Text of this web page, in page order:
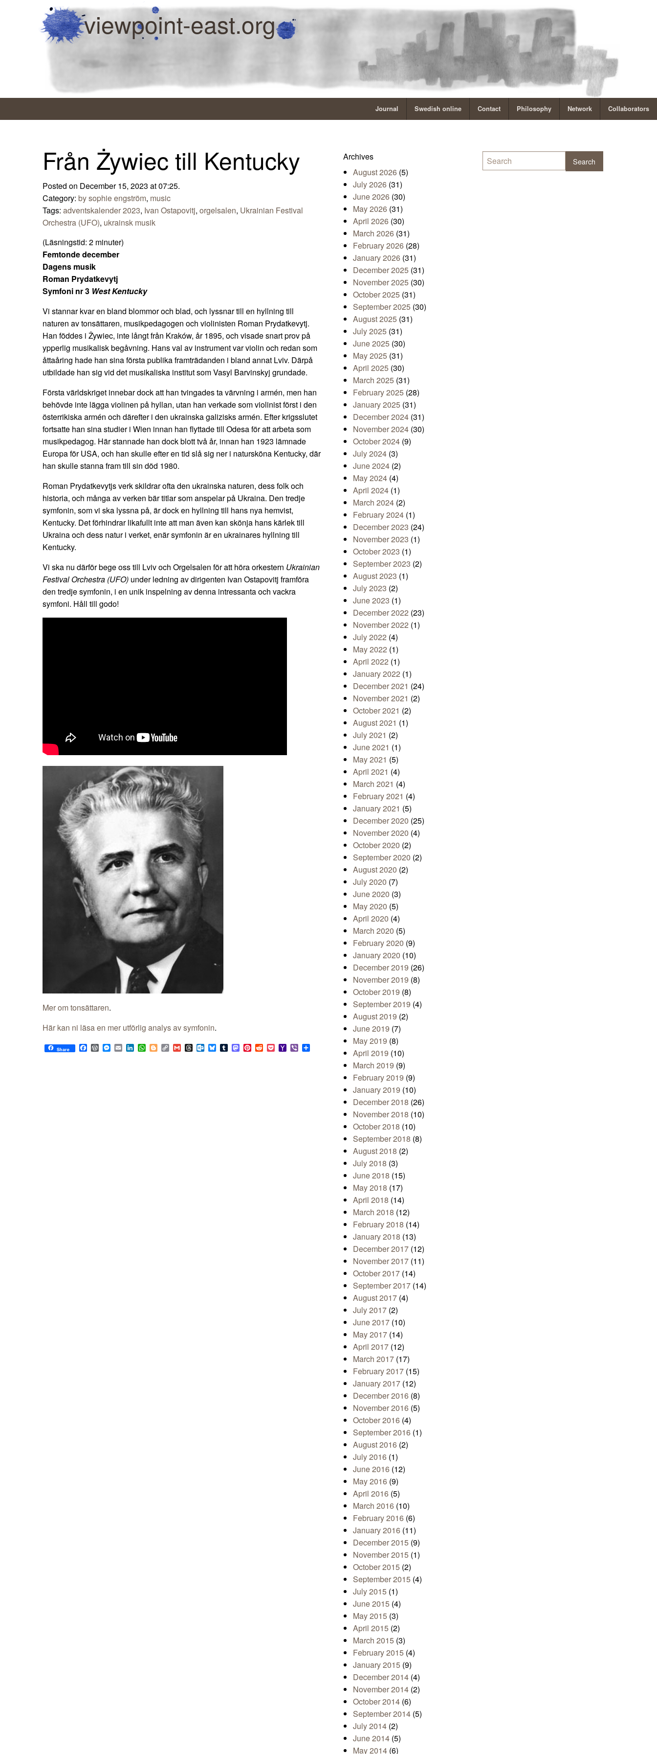
viewpoint-east.org
Journal Swedish online Contact Philosophy Network Collaborators
Från Żywiec till Kentucky
Posted on December 15, 2023 at 07:25.
Category: by sophie engström, music
Tags: adventskalender 2023, Ivan Ostapovitj, orgelsalen, Ukrainian Festival
Orchestra (UFO), ukrainsk musik
(Läsningstid: 2 minuter)
Femtonde december
Dagens musik
Roman Prydatkevytj
Symfoni nr 3 West Kentucky
Vi stannar kvar en bland blommor och blad, och lyssnar till en hyllning till
naturen av tonsättaren, musikpedagogen och violinisten Roman Prydatkevytj.
Han föddes i Żywiec, inte långt från Kraków, år 1895, och visade snart prov på
ypperlig musikalisk begåvning. Hans val av instrument var violin och redan som
åttaåring hade han sina första publika framträdanden i bland annat Lviv. Därpå
utbildade han sig vid det musikaliska institut som Vasyl Barvinskyj grundade.
Första världskriget innebar dock att han tvingades ta värvning i armén, men han
behövde inte lägga violinen på hyllan, utan han verkade som violinist först i den
österrikiska armén och därefter i den ukrainska galizisks armén. Efter krigsslutet
fortsatte han sina studier i Wien innan han flyttade till Odesa för att arbeta som
musikpedagog. Här stannade han dock blott två år, innan han 1923 lämnade
Europa för USA, och han skulle efter en tid slå sig ner i natursköna Kentucky, där
han skulle stanna fram till sin död 1980.
Roman Prydatkevytjs verk skildrar ofta den ukrainska naturen, dess folk och
historia, och många av verken bär titlar som anspelar på Ukraina. Den tredje
symfonin, som vi ska lyssna på, är dock en hyllning till hans nya hemvist,
Kentucky. Det förhindrar likafullt inte att man även kan skönja hans kärlek till
Ukraina och dess natur i verket, enär symfonin är en ukrainares hyllning till
Kentucky.
Vi ska nu därför bege oss till Lviv och Orgelsalen för att höra orkestern Ukrainian
Festival Orchestra (UFO) under ledning av dirigenten Ivan Ostapovitj framföra
den tredje symfonin, i en unik inspelning av denna intressanta och vackra
symfoni. Håll till godo!
Mer om tonsättaren.
Här kan ni läsa en mer utförlig analys av symfonin.
Share Facebook
WordPress
Messenger
EmailLinkedIn
WhatsApp
BloggerCopy
Link
GmailThreadsOutlook.com
Bluesky
TumblrMastodon
Pinterest
RedditPocketYahoo
Mail
Viber
Archives
August 2026 (5)
July 2026 (31)
June 2026 (30)
May 2026 (31)
April 2026 (30)
March 2026 (31)
February 2026 (28)
January 2026 (31)
December 2025 (31)
November 2025 (30)
October 2025 (31)
September 2025 (30)
August 2025 (31)
July 2025 (31)
June 2025 (30)
May 2025 (31)
April 2025 (30)
March 2025 (31)
February 2025 (28)
January 2025 (31)
December 2024 (31)
November 2024 (30)
October 2024 (9)
July 2024 (3)
June 2024 (2)
May 2024 (4)
April 2024 (1)
March 2024 (2)
February 2024 (1)
December 2023 (24)
November 2023 (1)
October 2023 (1)
September 2023 (2)
August 2023 (1)
July 2023 (2)
June 2023 (1)
December 2022 (23)
November 2022 (1)
July 2022 (4)
May 2022 (1)
April 2022 (1)
January 2022 (1)
December 2021 (24)
November 2021 (2)
October 2021 (2)
August 2021 (1)
July 2021 (2)
June 2021 (1)
May 2021 (5)
April 2021 (4)
March 2021 (4)
February 2021 (4)
January 2021 (5)
December 2020 (25)
November 2020 (4)
October 2020 (2)
September 2020 (2)
August 2020 (2)
July 2020 (7)
June 2020 (3)
May 2020 (5)
April 2020 (4)
March 2020 (5)
February 2020 (9)
January 2020 (10)
December 2019 (26)
November 2019 (8)
October 2019 (8)
September 2019 (4)
August 2019 (2)
June 2019 (7)
May 2019 (8)
April 2019 (10)
March 2019 (9)
February 2019 (9)
January 2019 (10)
December 2018 (26)
November 2018 (10)
October 2018 (10)
September 2018 (8)
August 2018 (2)
July 2018 (3)
June 2018 (15)
May 2018 (17)
April 2018 (14)
March 2018 (12)
February 2018 (14)
January 2018 (13)
December 2017 (12)
November 2017 (11)
October 2017 (14)
September 2017 (14)
August 2017 (4)
July 2017 (2)
June 2017 (10)
May 2017 (14)
April 2017 (12)
March 2017 (17)
February 2017 (15)
January 2017 (12)
December 2016 (8)
November 2016 (5)
October 2016 (4)
September 2016 (1)
August 2016 (2)
July 2016 (1)
June 2016 (12)
May 2016 (9)
April 2016 (5)
March 2016 (10)
February 2016 (6)
January 2016 (11)
December 2015 (9)
November 2015 (1)
October 2015 (2)
September 2015 (4)
July 2015 (1)
June 2015 (4)
May 2015 (3)
April 2015 (2)
March 2015 (3)
February 2015 (4)
January 2015 (9)
December 2014 (4)
November 2014 (2)
October 2014 (6)
September 2014 (5)
July 2014 (2)
June 2014 (5)
May 2014 (6)